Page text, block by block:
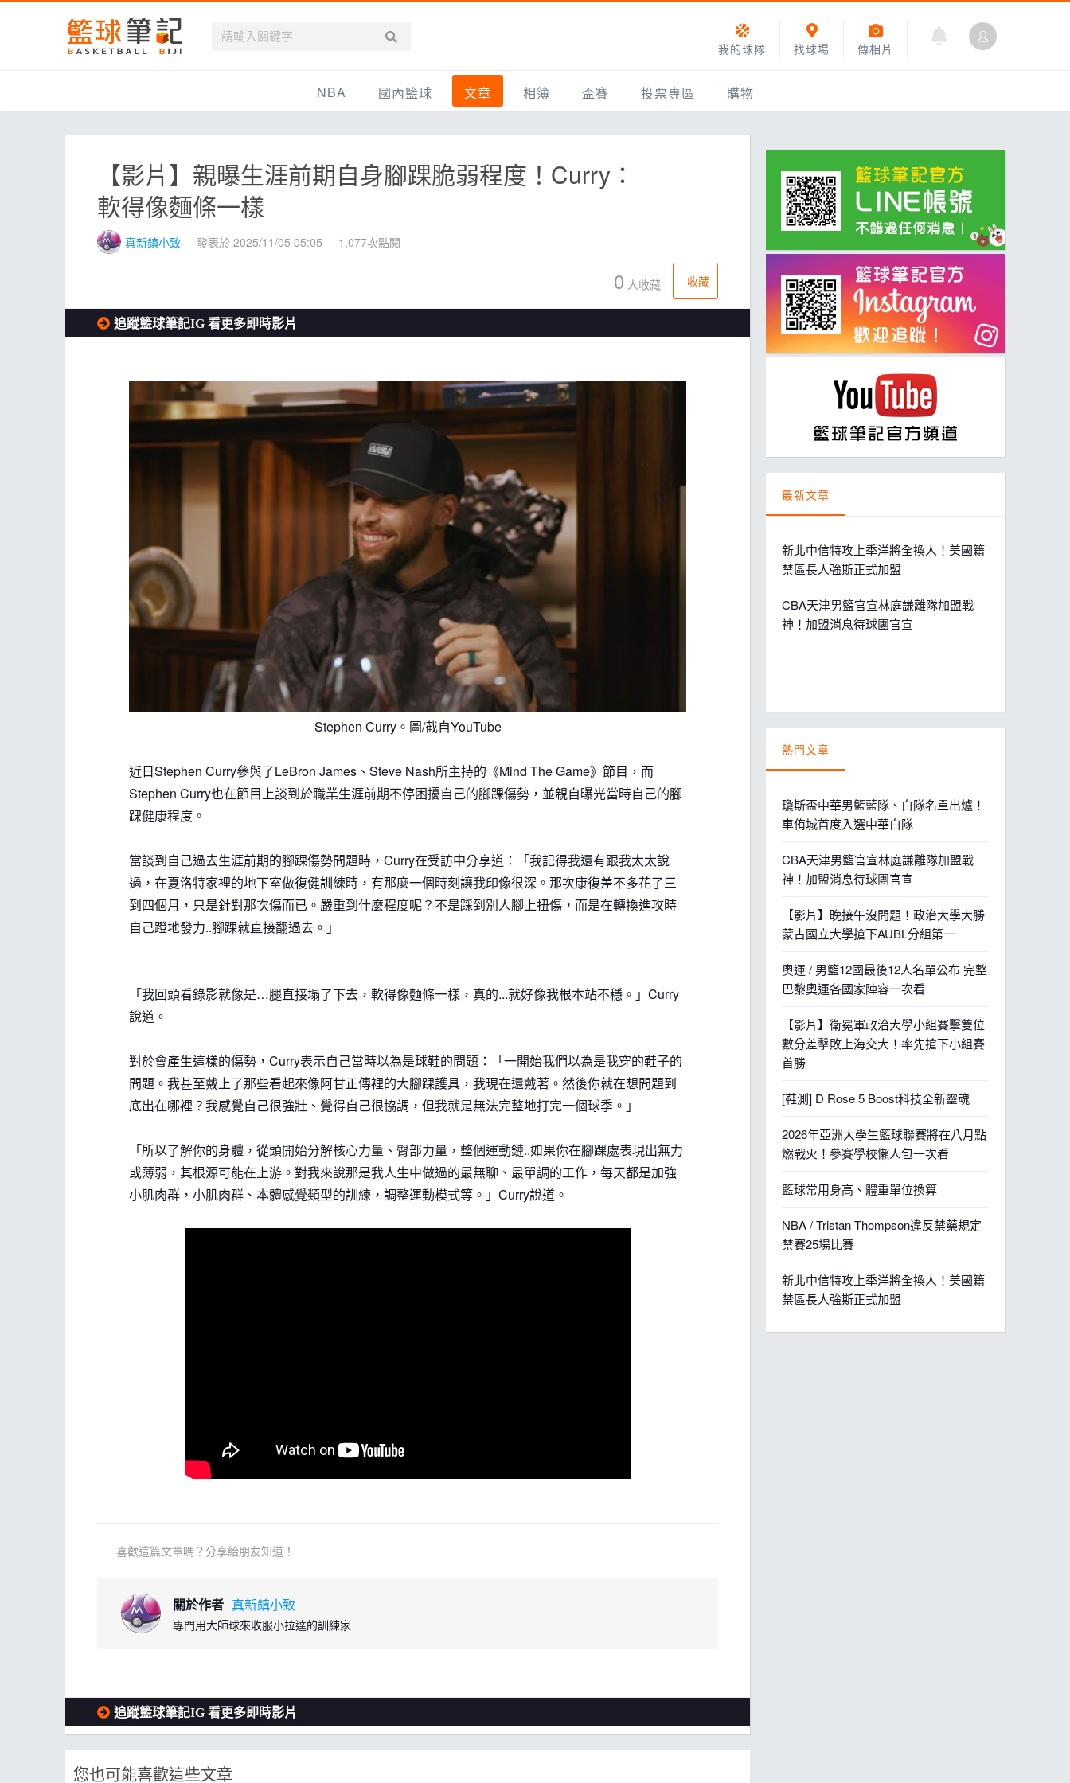
傳相片
找球場
我的球隊
NBA
最新資訊
新聞報導
戰績排名
國內籃球
新聞報導
台灣職籃
HBL
文章
全部
新聞報導
主打專題
相簿
精選相簿
網友相簿
盃賽
IMBC躍動籃球聯盟
DLIVE週末籃球聯賽
Ding Yu頂煜籃球聯盟
TYGS籃球聯盟
ELITE週日籃球聯盟
三重女子籃球聯盟
TBSL高中乙組小聯盟
淡水豆花聯盟
EMPOWER引爆運動訓練
ELITE週六籃球聯盟
CBC中壢籃球聯盟
Max中壢籃球聯盟
ELITE週日籃球聯盟-中壢場
投票專區 購物
【影片】親曝生涯前期自身腳踝脆弱程度！Curry：
軟得像麵條一樣
真新鎮小致 發表於 2025/11/05 05:05 1,077次點閱
0 人收藏 收藏
追蹤籃球筆記IG 看更多即時影片
Stephen Curry。圖/截自YouTube
近日Stephen Curry參與了LeBron James、Steve Nash所主持的《Mind The Game》節目，而
Stephen Curry也在節目上談到於職業生涯前期不停困擾自己的腳踝傷勢，並親自曝光當時自己的腳
踝健康程度。
當談到自己過去生涯前期的腳踝傷勢問題時，Curry在受訪中分享道：「我記得我還有跟我太太說
過，在夏洛特家裡的地下室做復健訓練時，有那麼一個時刻讓我印像很深。那次康復差不多花了三
到四個月，只是針對那次傷而已。嚴重到什麼程度呢？不是踩到別人腳上扭傷，而是在轉換進攻時
自己蹬地發力..腳踝就直接翻過去。」
「我回頭看錄影就像是…腿直接塌了下去，軟得像麵條一樣，真的...就好像我根本站不穩。」Curry
說道。
對於會產生這樣的傷勢，Curry表示自己當時以為是球鞋的問題：「一開始我們以為是我穿的鞋子的
問題。我甚至戴上了那些看起來像阿甘正傳裡的大腳踝護具，我現在還戴著。然後你就在想問題到
底出在哪裡？我感覺自己很強壯、覺得自己很協調，但我就是無法完整地打完一個球季。」
「所以了解你的身體，從頭開始分解核心力量、臀部力量，整個運動鏈..如果你在腳踝處表現出無力
或薄弱，其根源可能在上游。對我來說那是我人生中做過的最無聊、最單調的工作，每天都是加強
小肌肉群，小肌肉群、本體感覺類型的訓練，調整運動模式等。」Curry說道。
喜歡這篇文章嗎？分享給朋友知道！
關於作者 真新鎮小致
專門用大師球來收服小拉達的訓練家
追蹤籃球筆記IG 看更多即時影片
您也可能喜歡這些文章
最新文章
新北中信特攻上季洋將全換人！美國籍
禁區長人強斯正式加盟
CBA天津男籃官宣林庭謙離隊加盟戰
神！加盟消息待球團官宣
熱門文章
瓊斯盃中華男籃藍隊、白隊名單出爐！
車侑城首度入選中華白隊
CBA天津男籃官宣林庭謙離隊加盟戰
神！加盟消息待球團官宣
【影片】晚接午沒問題！政治大學大勝
蒙古國立大學搶下AUBL分組第一
奧運 / 男籃12國最後12人名單公布 完整
巴黎奧運各國家陣容一次看
【影片】衛冕軍政治大學小組賽擊雙位
數分差擊敗上海交大！率先搶下小組賽
首勝
[鞋測] D Rose 5 Boost科技全新靈魂
2026年亞洲大學生籃球聯賽將在八月點
燃戰火！參賽學校懶人包一次看
籃球常用身高、體重單位換算
NBA / Tristan Thompson違反禁藥規定
禁賽25場比賽
新北中信特攻上季洋將全換人！美國籍
禁區長人強斯正式加盟